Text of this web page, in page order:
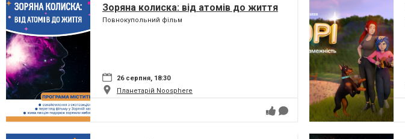
Зоряна колиска: від атомів до життя
Повнокупольний фільм
26 серпня, 18:30
Планетарій Noosphere